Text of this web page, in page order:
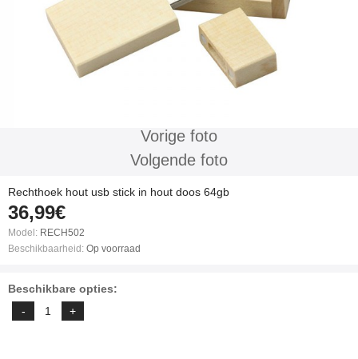
Vorige foto
Volgende foto
Rechthoek hout usb stick in hout doos 64gb
36,99€
Model: RECH502
Beschikbaarheid: Op voorraad
Beschikbare opties: